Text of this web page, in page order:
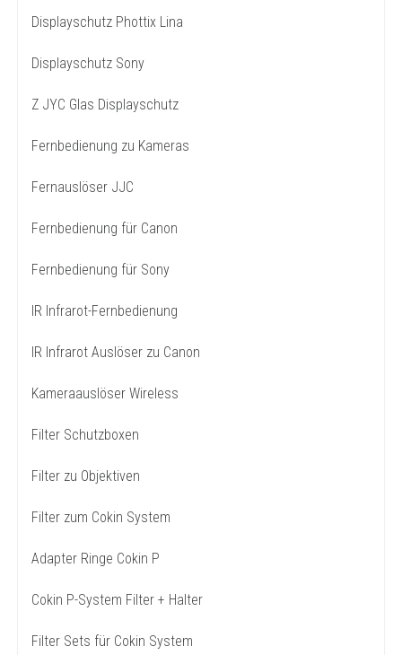
Displayschutz Phottix Lina
Displayschutz Sony
Z JYC Glas Displayschutz
Fernbedienung zu Kameras
Fernauslöser JJC
Fernbedienung für Canon
Fernbedienung für Sony
IR Infrarot-Fernbedienung
IR Infrarot Auslöser zu Canon
Kameraauslöser Wireless
Filter Schutzboxen
Filter zu Objektiven
Filter zum Cokin System
Adapter Ringe Cokin P
Cokin P-System Filter + Halter
Filter Sets für Cokin System